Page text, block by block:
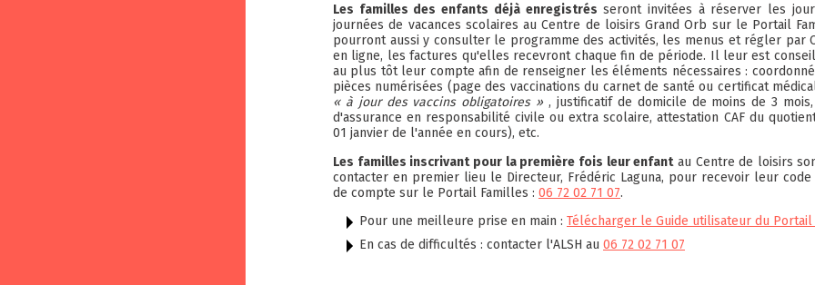
Les familles des enfants déjà enregistrés seront invitées à réserver les
journées de vacances scolaires au Centre de loisirs Grand Orb sur le Portail
pourront aussi y consulter le programme des activités, les menus et régler par
en ligne, les factures qu'elles recevront chaque fin de période. Il leur est
au plus tôt leur compte afin de renseigner les éléments nécessaires :
pièces numérisées (page des vaccinations du carnet de santé ou certificat
« à jour des vaccins obligatoires », justificatif de domicile de moins de 3
d'assurance en responsabilité civile ou extra scolaire, attestation CAF du
01 janvier de l'année en cours), etc.
Les familles inscrivant pour la première fois leur enfantau Centre de loisirs
contacter en premier lieu le Directeur, Frédéric Laguna, pour recevoir leur code
de compte sur le Portail Familles : 06 72 02 71 07.
Pour une meilleure prise en main : Télécharger le Guide utilisateur du Portail
En cas de difficultés : contacter l'ALSH au 06 72 02 71 07